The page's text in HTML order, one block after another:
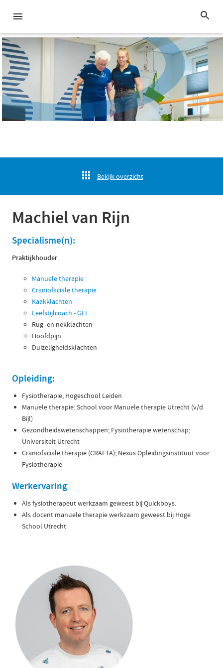
Bekijk overzicht
Machiel van Rijn
Specialisme(n):
Praktijkhouder
Manuele therapie
Craniofaciale therapie
Kaakklachten
Leefstijlcoach - GLI
Rug- en nekklachten
Hoofdpijn
Duizeligheidsklachten
Opleiding:
Fysiotherapie; Hogeschool Leiden
Manuele therapie: School voor Manuele therapie Utrecht (v/d
Bijl)
Gezondheidswetenschappen; Fysiotherapie wetenschap;
Universiteit Utrecht
Craniofaciale therapie (CRAFTA); Nexus Opleidingsinstituut voor
Fysiotherapie
Werkervaring
Als fysiotherapeut werkzaam geweest bij Quickboys.
Als docent manuele therapie werkzaam geweest bij Hoge
School Utrecht